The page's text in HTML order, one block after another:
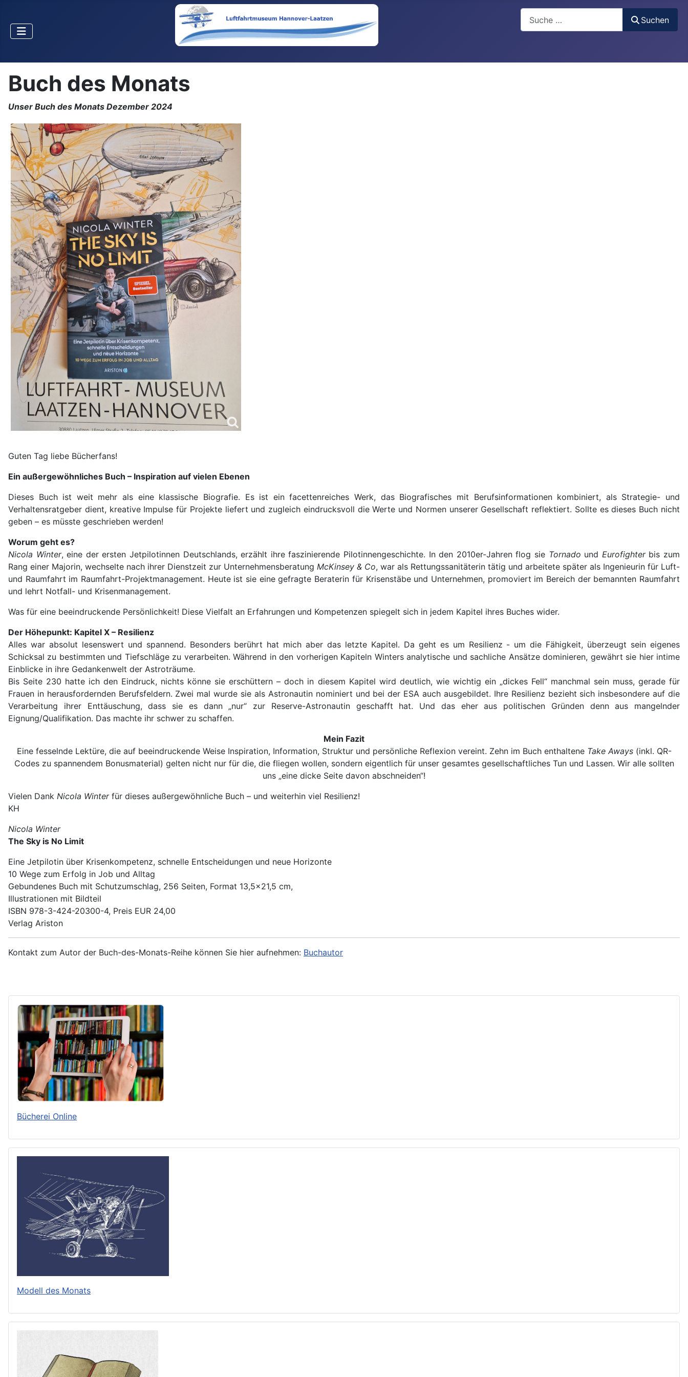
Suchen
Buch des Monats
Unser Buch des Monats Dezember 2024
Guten Tag liebe Bücherfans!
Ein außergewöhnliches Buch – Inspiration auf vielen Ebenen
Dieses Buch ist weit mehr als eine klassische Biografie. Es ist ein facettenreiches Werk, das Biografisches mit Berufsinformationen kombiniert, als Strategie- und
Verhaltensratgeber dient, kreative Impulse für Projekte liefert und zugleich eindrucksvoll die Werte und Normen unserer Gesellschaft reflektiert. Sollte es dieses Buch nicht
geben – es müsste geschrieben werden!
Worum geht es?
Nicola Winter, eine der ersten Jetpilotinnen Deutschlands, erzählt ihre faszinierende Pilotinnengeschichte. In den 2010er-Jahren flog sie Tornado und Eurofighterbis zum
Rang einer Majorin, wechselte nach ihrer Dienstzeit zur Unternehmensberatung McKinsey & Co, war als Rettungssanitäterin tätig und arbeitete später als Ingenieurin für Luft-
und Raumfahrt im Raumfahrt-Projektmanagement. Heute ist sie eine gefragte Beraterin für Krisenstäbe und Unternehmen, promoviert im Bereich der bemannten Raumfahrt
und lehrt Notfall- und Krisenmanagement.
Was für eine beeindruckende Persönlichkeit! Diese Vielfalt an Erfahrungen und Kompetenzen spiegelt sich in jedem Kapitel ihres Buches wider.
Der Höhepunkt: Kapitel X – Resilienz
Alles war absolut lesenswert und spannend. Besonders berührt hat mich aber das letzte Kapitel. Da geht es um Resilienz - um die Fähigkeit, überzeugt sein eigenes
Schicksal zu bestimmten und Tiefschläge zu verarbeiten. Während in den vorherigen Kapiteln Winters analytische und sachliche Ansätze dominieren, gewährt sie hier intime
Einblicke in ihre Gedankenwelt der Astroträume.
Bis Seite 230 hatte ich den Eindruck, nichts könne sie erschüttern – doch in diesem Kapitel wird deutlich, wie wichtig ein „dickes Fell“ manchmal sein muss, gerade für
Frauen in herausfordernden Berufsfeldern. Zwei mal wurde sie als Astronautin nominiert und bei der ESA auch ausgebildet. Ihre Resilienz bezieht sich insbesondere auf die
Verarbeitung ihrer Enttäuschung, dass sie es dann „nur“ zur Reserve-Astronautin geschafft hat. Und das eher aus politischen Gründen denn aus mangelnder
Eignung/Qualifikation. Das machte ihr schwer zu schaffen.
Mein Fazit
Eine fesselnde Lektüre, die auf beeindruckende Weise Inspiration, Information, Struktur und persönliche Reflexion vereint. Zehn im Buch enthalteneTake Aways(inkl. QR-
Codes zu spannendem Bonusmaterial) gelten nicht nur für die, die fliegen wollen, sondern eigentlich für unser gesamtes gesellschaftliches Tun und Lassen. Wir alle sollten
uns „eine dicke Seite davon abschneiden“!
Vielen Dank Nicola Winterfür dieses außergewöhnliche Buch – und weiterhin viel Resilienz!
KH
Nicola Winter
The Sky is No Limit
Eine Jetpilotin über Krisenkompetenz, schnelle Entscheidungen und neue Horizonte
10 Wege zum Erfolg in Job und Alltag
Gebundenes Buch mit Schutzumschlag, 256 Seiten, Format 13,5x21,5 cm,
Illustrationen mit Bildteil
ISBN 978-3-424-20300-4, Preis EUR 24,00
Verlag Ariston
Kontakt zum Autor der Buch-des-Monats-Reihe können Sie hier aufnehmen: Buchautor
Bücherei Online
Modell des Monats